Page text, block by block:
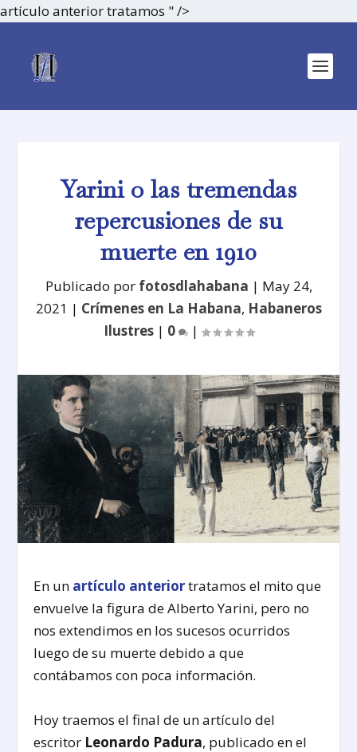
artículo anterior tratamos " />
Yarini o las tremendas
repercusiones de su
muerte en 1910
Publicado por fotosdlahabana | May 24,
2021 | Crímenes en La Habana, Habaneros
Ilustres| 0 |
En un artículo anteriortratamos el mito que
envuelve la figura de Alberto Yarini, pero no
nos extendimos en los sucesos ocurridos
luego de su muerte debido a que
contábamos con poca información.
Hoy traemos el final de un artículo del
escritor Leonardo Padura, publicado en el